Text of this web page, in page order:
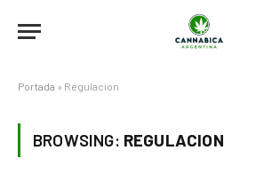
Portada » Regulacion
BROWSING: REGULACION